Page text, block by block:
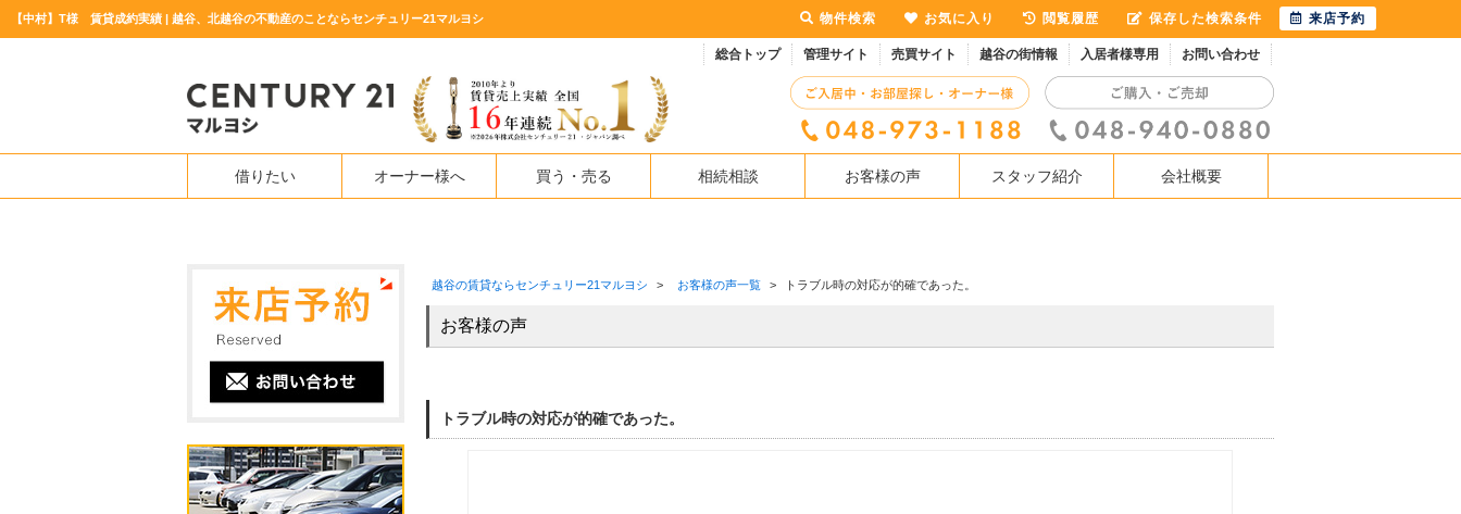
【中村】T様 賃貸成約実績 | 越谷、北越谷の不動産のことならセンチュリー21マルヨシ
総合トップ 管理サイト 売買サイト 越谷の街情報 入居者様専用 お問い合わせ
借りたい オーナー様へ 買う・売る 相続相談 お客様の声 スタッフ紹介 会社概要
越谷の賃貸ならセンチュリー21マルヨシ > お客様の声一覧 > トラブル時の対応が的確であった。
お客様の声
トラブル時の対応が的確であった。
物件検索 お気に入り 閲覧履歴 保存した検索条件 来店予約